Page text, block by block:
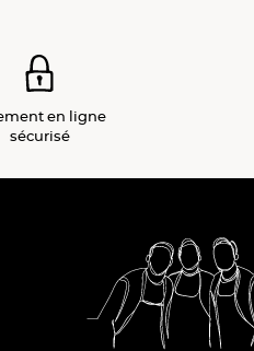
en ligne
sécurisé